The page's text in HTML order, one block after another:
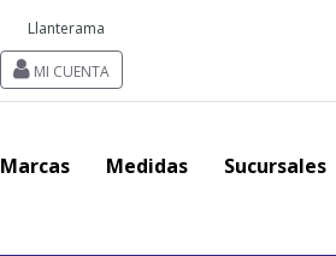
Llanterama
MI CUENTA
Marcas Medidas Sucursales